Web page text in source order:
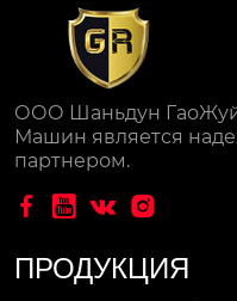
ООО Шаньдун ГаоЖуй
Машин является
партнером.
   
ПРОДУКЦИЯ